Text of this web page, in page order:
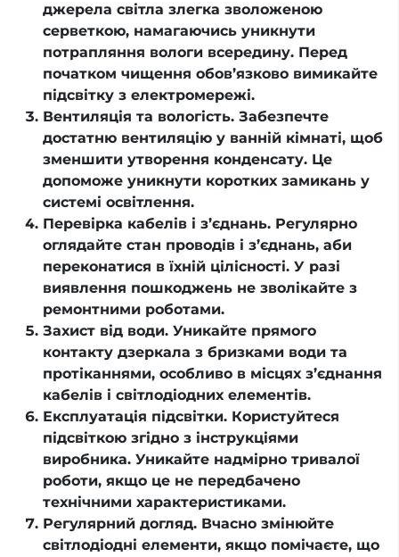
джерела світла злегка зволоженою
серветкою, намагаючись уникнути
потрапляння вологи всередину. Перед
початком чищення обов’язково вимикайте
підсвітку з електромережі.
Вентиляція та вологість. Забезпечте
достатню вентиляцію у ванній кімнаті, щоб
зменшити утворення конденсату. Це
допоможе уникнути коротких замикань у
системі освітлення.
Перевірка кабелів і з’єднань. Регулярно
оглядайте стан проводів і з’єднань, аби
переконатися в їхній цілісності. У разі
виявлення пошкоджень не зволікайте з
ремонтними роботами.
Захист від води. Уникайте прямого
контакту дзеркала з бризками води та
протіканнями, особливо в місцях з’єднання
кабелів і світлодіодних елементів.
Експлуатація підсвітки. Користуйтеся
підсвіткою згідно з інструкціями
виробника. Уникайте надмірно тривалої
роботи, якщо це не передбачено
технічними характеристиками.
Регулярний догляд. Вчасно змінюйте
світлодіодні елементи, якщо помічаєте, що